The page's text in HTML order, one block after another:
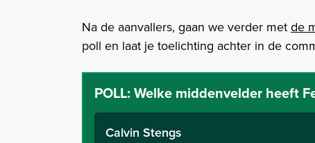
Na de aanvallers, gaan we verder metde
poll en laat je toelichting achter in de
POLL: Welke middenvelder heeft
Calvin Stengs